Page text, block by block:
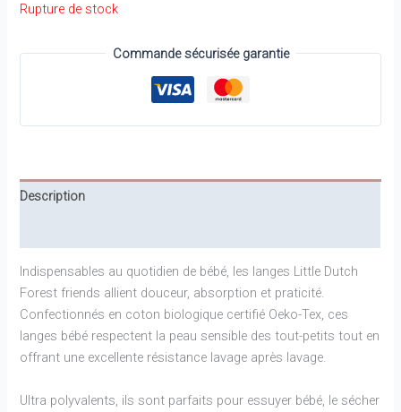
Rupture de stock
Commande sécurisée garantie
Description
Indispensables au quotidien de bébé, les langes Little Dutch
Forest friends allient douceur, absorption et praticité.
Confectionnés en coton biologique certifié Oeko-Tex, ces
langes bébé respectent la peau sensible des tout-petits tout en
offrant une excellente résistance lavage après lavage.
Ultra polyvalents, ils sont parfaits pour essuyer bébé, le sécher